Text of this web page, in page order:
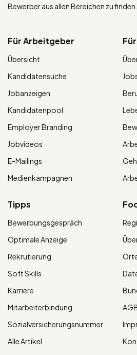
Bewerber aus allen Bereichen zu finden.
Für Arbeitgeber
Übersicht
Kandidatensuche
Jobanzeigen
Kandidatenpool
Employer Branding
Jobvideos
E-Mailings
Medienkampagnen
Tipps
Bewerbungsgespräch
Optimale Anzeige
Rekrutierung
Soft Skills
Karriere
Mitarbeiterbindung
Sozialversicherungsnummer
Alle Artikel